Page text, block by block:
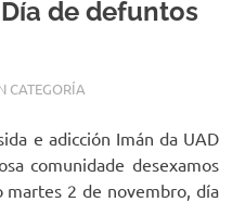
de defuntos
CATEGORÍA
e adicción Imán da UAD
comunidade desexamos
2 de novembro, día